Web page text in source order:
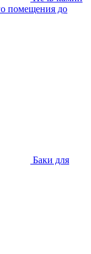
помещения до
Баки для